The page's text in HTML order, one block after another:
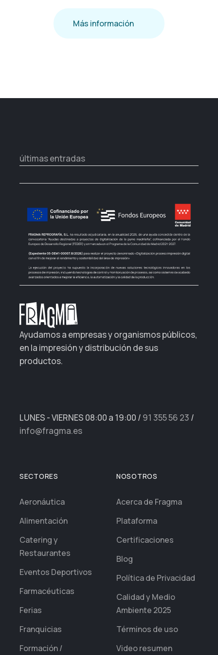
Más información
últimas entradas
Ayudamos a empresas y organismos públicos,
en la impresión y distribución de sus
productos.
LUNES - VIERNES 08:00 a 19:00 / 91 355 56 23 /
info@fragma.es
SECTORES
Aeronáutica
Alimentación
Catering y
Restaurantes
Eventos Deportivos
Farmacéuticas
Ferias
Franquicias
Formación /
NOSOTROS
Acerca de Fragma
Plataforma
Certificaciones
Blog
Política de Privacidad
Calidad y Medio
Ambiente 2025
Términos de uso
Video resumen